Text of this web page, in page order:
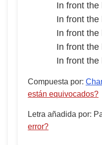
In front the
In front the
In front the
In front the
In front the
Compuesta por:
están equivocados?
Letra añadida por:
error?